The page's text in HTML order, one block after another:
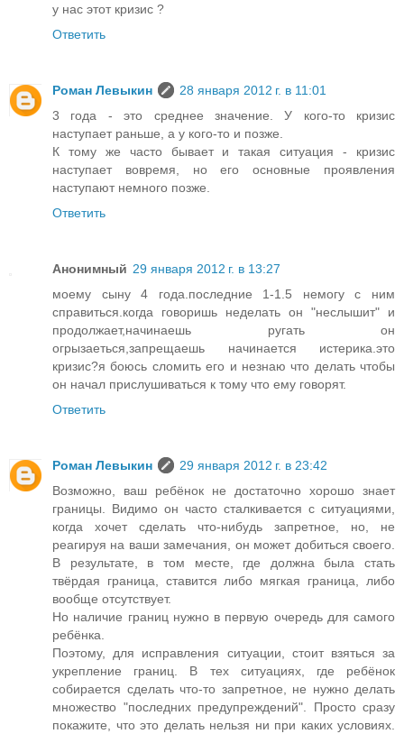
у нас этот кризис ?
Ответить
Роман Левыкин
28 января 2012 г. в 11:01
3 года - это среднее значение. У кого-то кризис
наступает раньше, а у кого-то и позже.
К тому же часто бывает и такая ситуация - кризис
наступает вовремя, но его основные проявления
наступают немного позже.
Ответить
Анонимный 29 января 2012 г. в 13:27
моему сыну 4 года.последние 1-1.5 немогу с ним
справиться.когда говоришь неделать он "неслышит" и
продолжает,начинаешь ругать он
огрызаеться,запрещаешь начинается истерика.это
кризис?я боюсь сломить его и незнаю что делать чтобы
он начал прислушиваться к тому что ему говорят.
Ответить
Роман Левыкин
29 января 2012 г. в 23:42
Возможно, ваш ребёнок не достаточно хорошо знает
границы. Видимо он часто сталкивается с ситуациями,
когда хочет сделать что-нибудь запретное, но, не
реагируя на ваши замечания, он может добиться своего.
В результате, в том месте, где должна была стать
твёрдая граница, ставится либо мягкая граница, либо
вообще отсутствует.
Но наличие границ нужно в первую очередь для самого
ребёнка.
Поэтому, для исправления ситуации, стоит взяться за
укрепление границ. В тех ситуациях, где ребёнок
собирается сделать что-то запретное, не нужно делать
множество "последних предупреждений". Просто сразу
покажите, что это делать нельзя ни при каких условиях.